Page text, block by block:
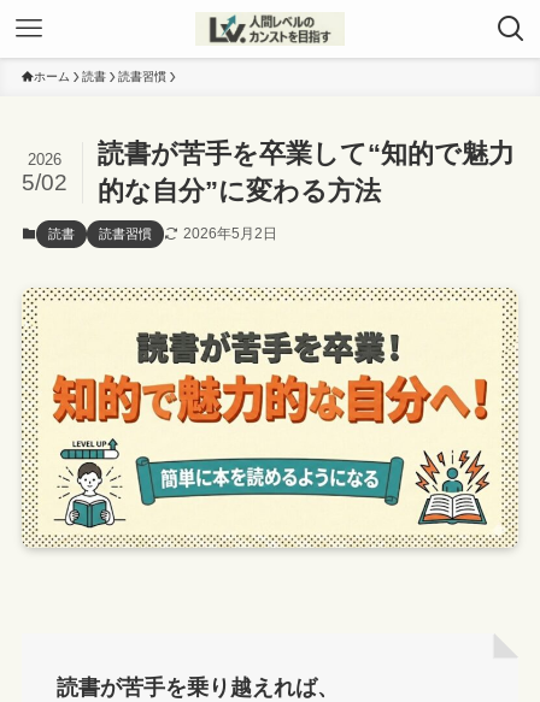
ホーム 読書 読書習慣
読書が苦手を卒業して“知的で魅力
的な自分”に変わる方法
2026
5/02
読書 読書習慣 2026年5月2日
読書が苦手を乗り越えれば、